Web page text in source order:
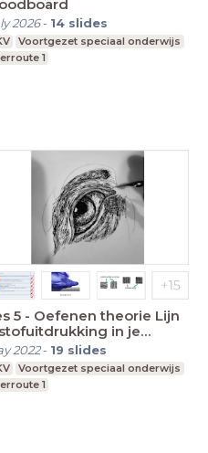
2026- 14 slides
Voortgezet speciaal onderwijs
1
5 - Oefenen theorie Lijn
in je
2022- 19 slides
Voortgezet speciaal onderwijs
1